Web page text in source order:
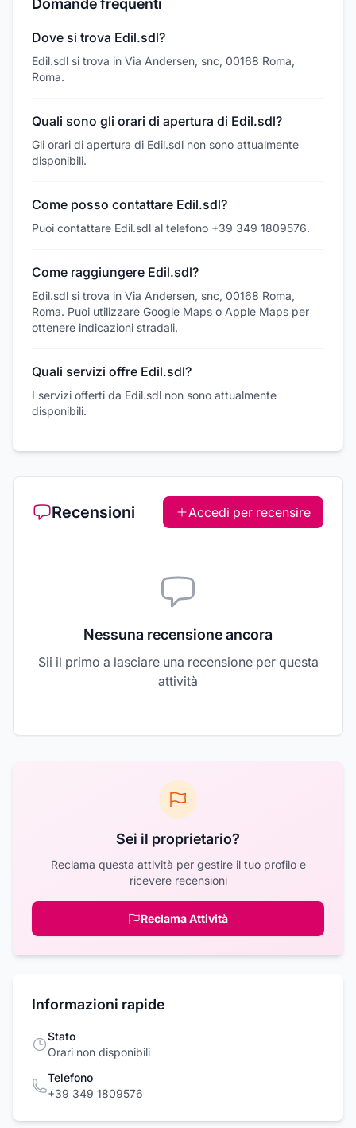
Domande frequenti
Dove si trova Edil.sdl?
Edil.sdl si trova in Via Andersen, snc, 00168 Roma,
Roma.
Quali sono gli orari di apertura di Edil.sdl?
Gli orari di apertura di Edil.sdl non sono attualmente
disponibili.
Come posso contattare Edil.sdl?
Puoi contattare Edil.sdl al telefono +39 349 1809576.
Come raggiungere Edil.sdl?
Edil.sdl si trova in Via Andersen, snc, 00168 Roma,
Roma. Puoi utilizzare Google Maps o Apple Maps per
ottenere indicazioni stradali.
Quali servizi offre Edil.sdl?
I servizi offerti da Edil.sdl non sono attualmente
disponibili.
Recensioni Accedi per recensire
Nessuna recensione ancora
Sii il primo a lasciare una recensione per questa
attività
Sei il proprietario?
Reclama questa attività per gestire il tuo profilo e
ricevere recensioni
Reclama Attività
Informazioni rapide
Stato
Orari non disponibili
Telefono
+39 349 1809576